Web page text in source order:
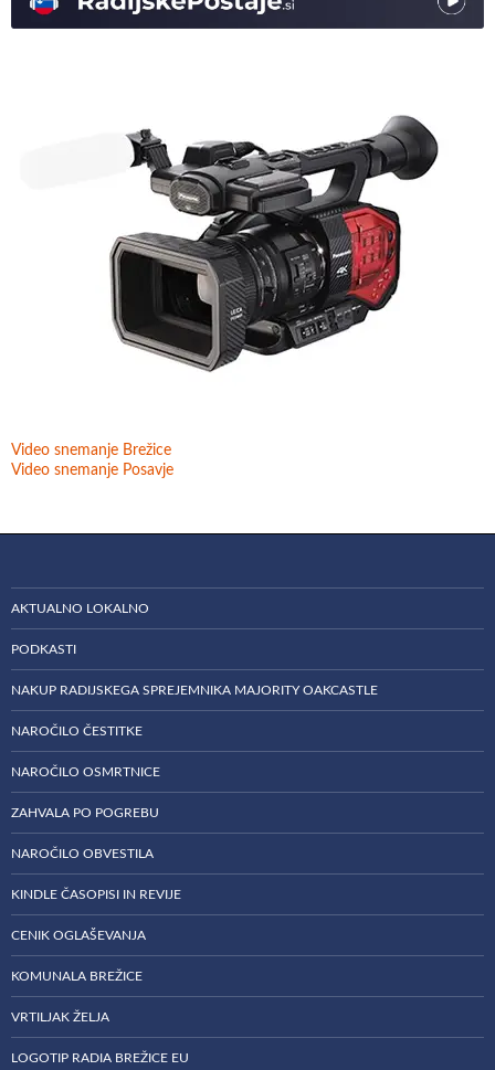
Video snemanje Brežice
Video snemanje Posavje
AKTUALNO LOKALNO
PODKASTI
NAKUP RADIJSKEGA SPREJEMNIKA MAJORITY OAKCASTLE
NAROČILO ČESTITKE
NAROČILO OSMRTNICE
ZAHVALA PO POGREBU
NAROČILO OBVESTILA
KINDLE ČASOPISI IN REVIJE
CENIK OGLAŠEVANJA
KOMUNALA BREŽICE
VRTILJAK ŽELJA
LOGOTIP RADIA BREŽICE EU